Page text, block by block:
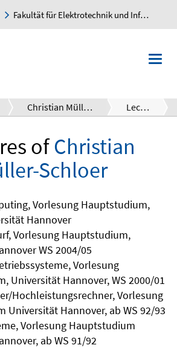
Fakultät für Elektrotechnik und Informatik
Christian Müller-Schloer Lectures
ofChristian
Schloer
Vorlesung Hauptstudium,
Hannover
Vorlesung Hauptstudium,
WS 2004/05
Vorlesung
Universität Hannover, WS 2000/01
Hochleistungsrechner, Vorlesung
Universität Hannover, ab WS 92/93
Vorlesung Hauptstudium
ab WS 91/92